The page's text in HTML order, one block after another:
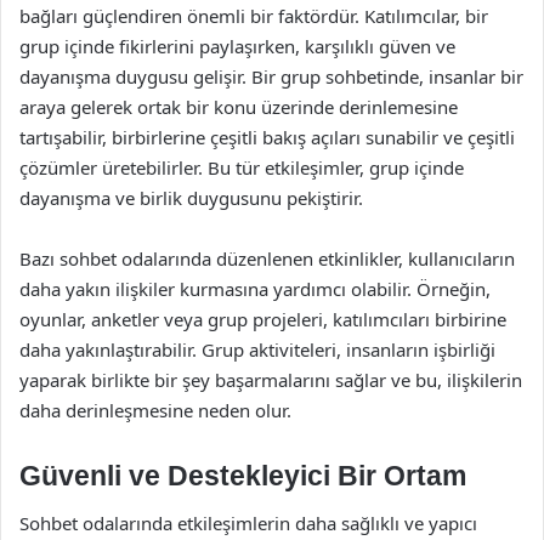
bağları güçlendiren önemli bir faktördür. Katılımcılar, bir
grup içinde fikirlerini paylaşırken, karşılıklı güven ve
dayanışma duygusu gelişir. Bir grup sohbetinde, insanlar bir
araya gelerek ortak bir konu üzerinde derinlemesine
tartışabilir, birbirlerine çeşitli bakış açıları sunabilir ve çeşitli
çözümler üretebilirler. Bu tür etkileşimler, grup içinde
dayanışma ve birlik duygusunu pekiştirir.
Bazı sohbet odalarında düzenlenen etkinlikler, kullanıcıların
daha yakın ilişkiler kurmasına yardımcı olabilir. Örneğin,
oyunlar, anketler veya grup projeleri, katılımcıları birbirine
daha yakınlaştırabilir. Grup aktiviteleri, insanların işbirliği
yaparak birlikte bir şey başarmalarını sağlar ve bu, ilişkilerin
daha derinleşmesine neden olur.
Güvenli ve Destekleyici Bir Ortam
Sohbet odalarında etkileşimlerin daha sağlıklı ve yapıcı